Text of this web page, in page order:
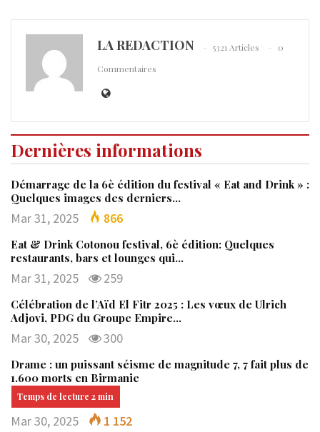
LA REDACTION 5321 Articles
0
Commentaires
Dernières informations
Démarrage de la 6è édition du festival « Eat and Drink » :
Quelques images des derniers…
Mar 31, 2025 866
Eat & Drink Cotonou festival, 6è édition: Quelques
restaurants, bars et lounges qui…
Mar 31, 2025 259
Célébration de l’Aïd El Fitr 2025 : Les vœux de Ulrich
Adjovi, PDG du Groupe Empire…
Mar 30, 2025 300
Drame : un puissant séisme de magnitude 7, 7 fait plus de
1.600 morts en Birmanie
Mar 30, 2025 1 152